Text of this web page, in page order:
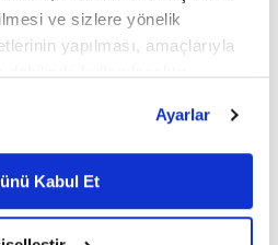
ve sizlere yönelik
yapılması, amaçlarıyla
ilişkin detaylı bilgi için
Çerez Bilgilendirme
Korunması Kanunu uyarınca
Ayarlar
Kabul Et
Phantom'un 1920'lerden
önemli sahiplerini ve
77 özgün motif